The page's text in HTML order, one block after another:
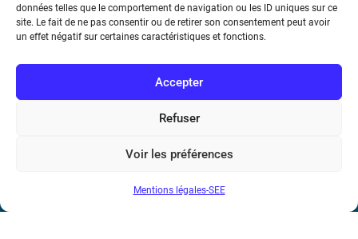
données telles que le comportement de navigation ou les ID uniques sur ce
site. Le fait de ne pas consentir ou de retirer son consentement peut avoir
un effet négatif sur certaines caractéristiques et fonctions.
Accepter
Refuser
Voir les préférences
Mentions légales-SEE
Bicentenaire des découvertes d’André-
Marie Ampère
Conditions Générales de Vente
Mentions légales
communautaire : FR44 785 393 232